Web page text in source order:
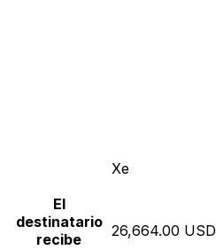
Xe
El
destinatario
recibe
26,664.00 USD